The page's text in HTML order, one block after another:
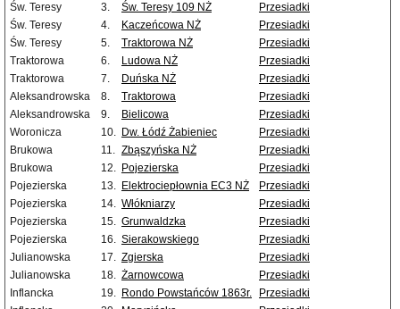
Św. Teresy
3. Św. Teresy 109 NŻ
Przesiadki
Św. Teresy
4. Kaczeńcowa NŻ
Przesiadki
Św. Teresy
5. Traktorowa NŻ
Przesiadki
Traktorowa
6. Ludowa NŻ
Przesiadki
Traktorowa
7. Duńska NŻ
Przesiadki
Aleksandrowska
8. Traktorowa
Przesiadki
Aleksandrowska
9. Bielicowa
Przesiadki
Woronicza
10. Dw. Łódź Żabieniec
Przesiadki
Brukowa
11. Zbąszyńska NŻ
Przesiadki
Brukowa
12. Pojezierska
Przesiadki
Pojezierska
13. Elektrociepłownia EC3 NŻ
Przesiadki
Pojezierska
14. Włókniarzy
Przesiadki
Pojezierska
15. Grunwaldzka
Przesiadki
Pojezierska
16. Sierakowskiego
Przesiadki
Julianowska
17. Zgierska
Przesiadki
Julianowska
18. Żarnowcowa
Przesiadki
Inflancka
19. Rondo Powstańców 1863r.
Przesiadki